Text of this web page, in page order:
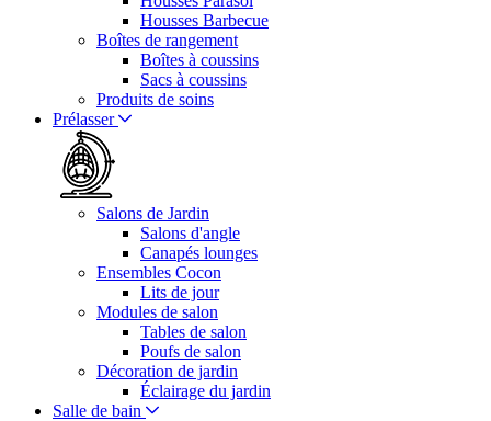
Housses Barbecue
Boîtes de rangement
Boîtes à coussins
Sacs à coussins
Produits de soins
Prélasser
Salons de Jardin
Salons d'angle
Canapés lounges
Ensembles Cocon
Lits de jour
Modules de salon
Tables de salon
Poufs de salon
Décoration de jardin
Éclairage du jardin
Salle de bain